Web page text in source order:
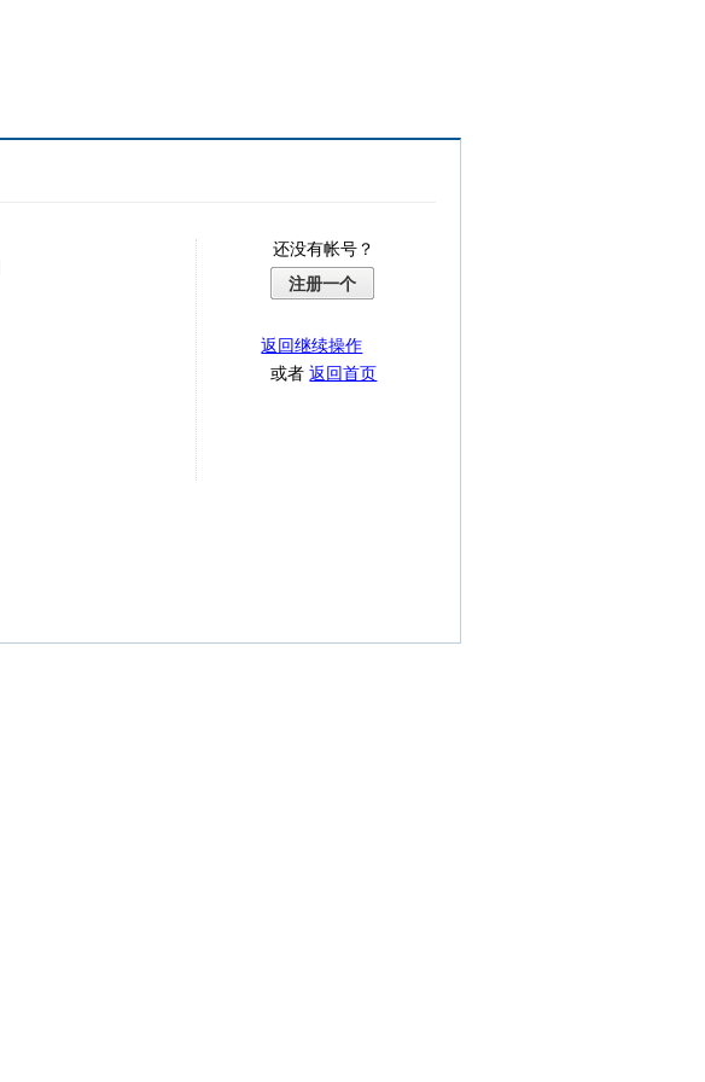
还没有帐号？
注册一个
返回继续操作
或者返回首页